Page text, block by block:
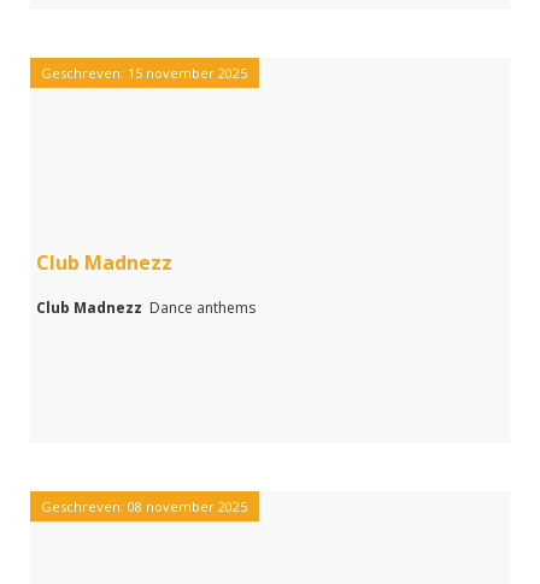
Geschreven: 15 november 2025
Club Madnezz
Club Madnezz Dance anthems
Geschreven: 08 november 2025